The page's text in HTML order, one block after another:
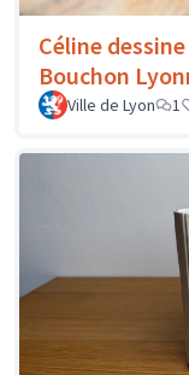
Céline
Bouchon
Ville de Lyon 1